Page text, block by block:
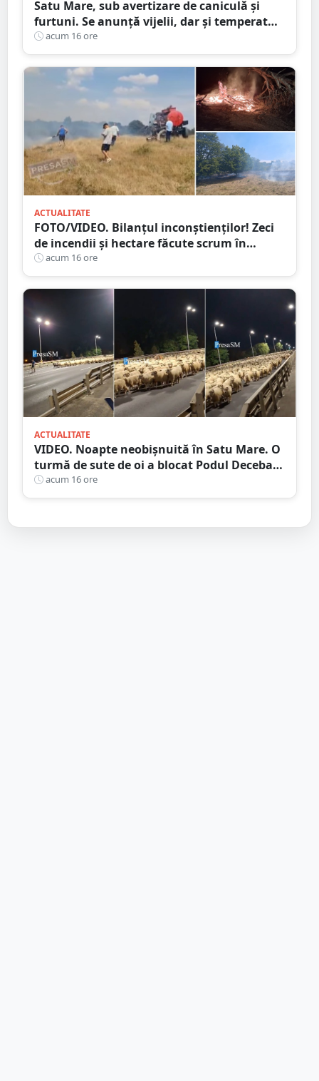
Satu Mare, sub avertizare de caniculă și
furtuni. Se anunță vijelii, dar și temperaturi
ridicate. Avertizarea ANM
acum 16 ore
ACTUALITATE
FOTO/VIDEO. Bilanțul inconștienților! Zeci
de incendii și hectare făcute scrum în
județul Satu Mare
acum 16 ore
ACTUALITATE
VIDEO. Noapte neobișnuită în Satu Mare. O
turmă de sute de oi a blocat Podul Decebal.
Gest de apreciat al ciobanului
acum 16 ore